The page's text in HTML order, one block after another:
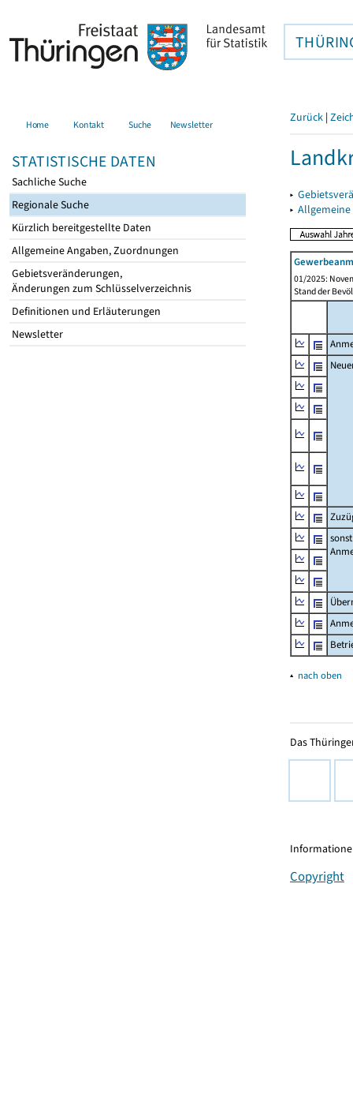
Home Kontakt Suche Newsletter
STATISTISCHE DATEN
Sachliche Suche
Regionale Suche
Kürzlich bereitgestellte Daten
Allgemeine Angaben, Zuordnungen
Gebietsveränderungen,
Änderungen zum Schlüsselverzeichnis
Definitionen und Erläuterungen
Newsletter
Zurück |
▸
▸
01/2025:
Stand der
▴ nach oben
Das
Copyright